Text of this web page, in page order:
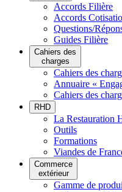
Accords Filière
Accords
Questions/
Guides Filière
Cahiers des
charges
Cahiers des
Annuaire «
Cahiers des
RHD
La Restauration
Outils
Formations
Viandes de
Commerce
extérieur
Gamme de